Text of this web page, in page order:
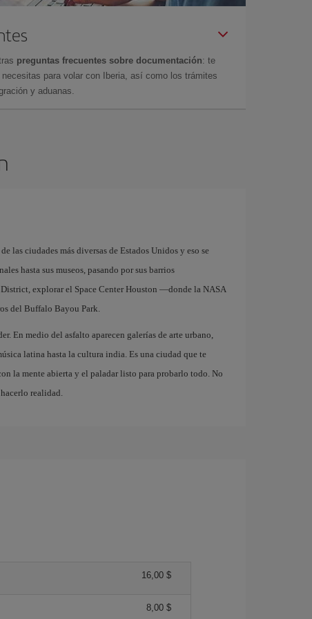
preguntas frecuentes sobre documentación: te
para volar con Iberia, así como los trámites
y aduanas.
las ciudades más diversas de Estados Unidos y eso se
hasta sus museos, pasando por sus barrios
explorar el Space Center Houston —donde la NASA
del Buffalo Bayou Park.
En medio del asfalto aparecen galerías de arte urbano,
latina hasta la cultura india. Es una ciudad que te
la mente abierta y el paladar listo para probarlo todo. No
realidad.
16,00 $
8,00 $